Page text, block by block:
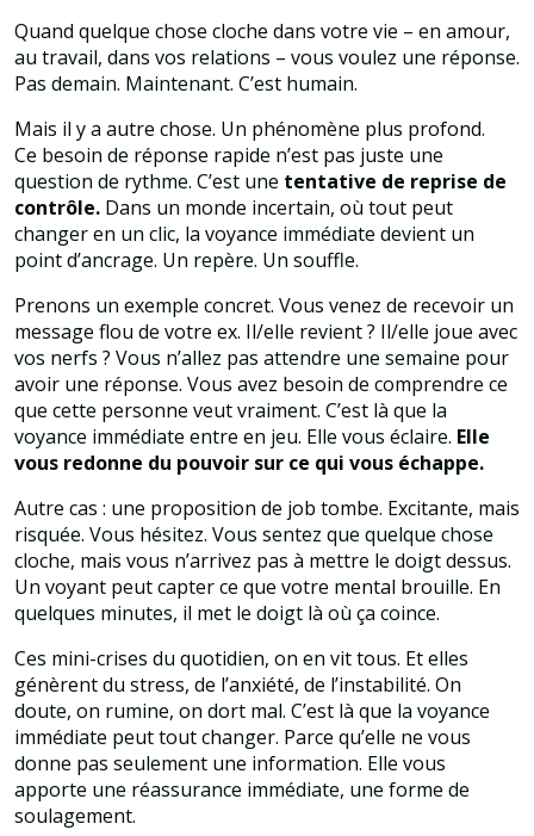
Quand quelque chose cloche dans votre vie – en amour,
au travail, dans vos relations – vous voulez une réponse.
Pas demain. Maintenant. C’est humain.
Mais il y a autre chose. Un phénomène plus profond.
Ce besoin de réponse rapide n’est pas juste une
question de rythme. C’est une tentative de reprise de
contrôle. Dans un monde incertain, où tout peut
changer en un clic, la voyance immédiate devient un
point d’ancrage. Un repère. Un souffle.
Prenons un exemple concret. Vous venez de recevoir un
message flou de votre ex. Il/elle revient ? Il/elle joue avec
vos nerfs ? Vous n’allez pas attendre une semaine pour
avoir une réponse. Vous avez besoin de comprendre ce
que cette personne veut vraiment. C’est là que la
voyance immédiate entre en jeu. Elle vous éclaire. Elle
vous redonne du pouvoir sur ce qui vous échappe.
Autre cas : une proposition de job tombe. Excitante, mais
risquée. Vous hésitez. Vous sentez que quelque chose
cloche, mais vous n’arrivez pas à mettre le doigt dessus.
Un voyant peut capter ce que votre mental brouille. En
quelques minutes, il met le doigt là où ça coince.
Ces mini-crises du quotidien, on en vit tous. Et elles
génèrent du stress, de l’anxiété, de l’instabilité. On
doute, on rumine, on dort mal. C’est là que la voyance
immédiate peut tout changer. Parce qu’elle ne vous
donne pas seulement une information. Elle vous
apporte une réassurance immédiate, une forme de
soulagement.